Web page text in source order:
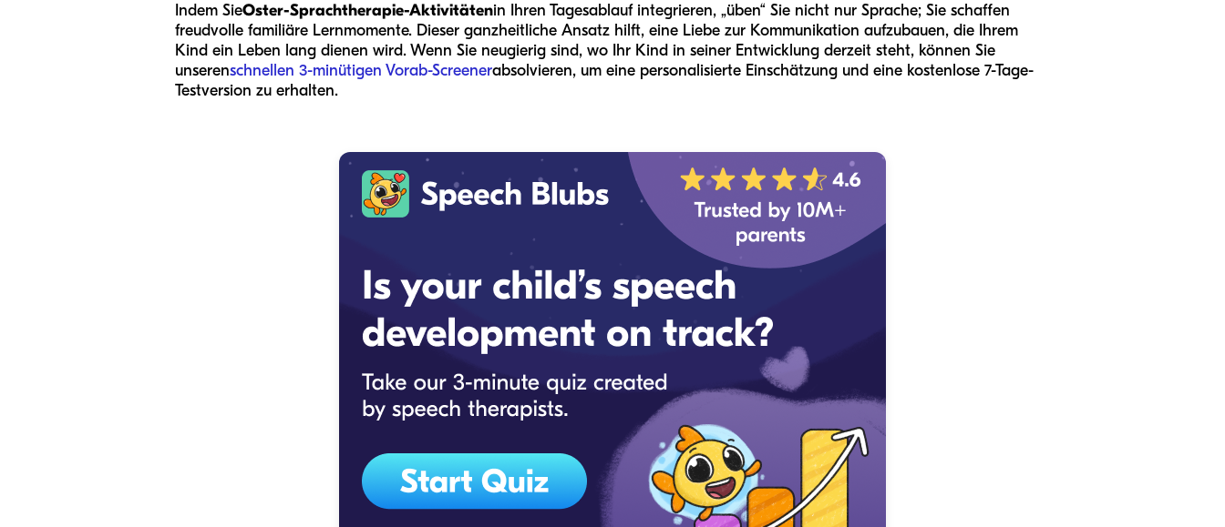
Indem SieOster-Sprachtherapie-Aktivitätenin Ihren Tagesablauf integrieren, „üben“ Sie nicht nur Sprache; Sie schaffen
freudvolle familiäre Lernmomente. Dieser ganzheitliche Ansatz hilft, eine Liebe zur Kommunikation aufzubauen, die Ihrem
Kind ein Leben lang dienen wird. Wenn Sie neugierig sind, wo Ihr Kind in seiner Entwicklung derzeit steht, können Sie
unserenschnellen 3-minütigen Vorab-Screenerabsolvieren, um eine personalisierte Einschätzung und eine kostenlose 7-Tage-
Testversion zu erhalten.